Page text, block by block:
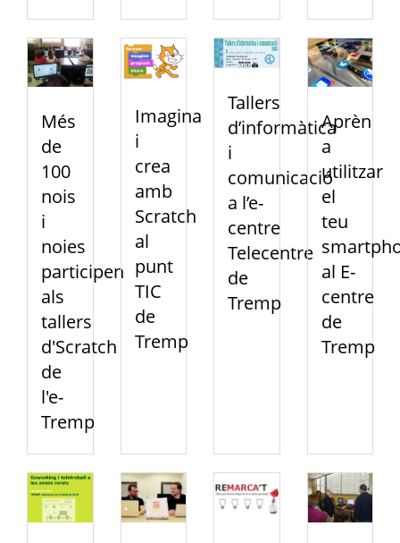
Més
de
100
nois
i
noies
participen
als
tallers
d'Scratch
de
l'e-
Tremp
Imagina
i
crea
amb
Scratch
al
punt
TIC
de
Tremp
Tallers
d’informàtica
i
comunicació
a l’e-
centre
Telecentre
de
Tremp
Aprèn
a
utilitzar
el
teu
al E-
centre
de
Tremp